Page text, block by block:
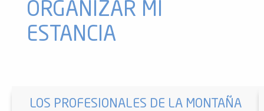
ORGANIZAR MI
ESTANCIA
LOS PROFESIONALES DE LA MONTAÑA